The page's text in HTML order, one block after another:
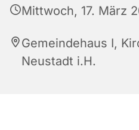
Mittwoch, 17. März
Gemeindehaus I,
Neustadt i.H.